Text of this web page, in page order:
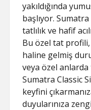
yakıldığında
başlıyor.
tatlılık ve hafif
Bu özel tat
haline gelmiş
veya özel
Sumatra Classic
keyfini
duyularınıza